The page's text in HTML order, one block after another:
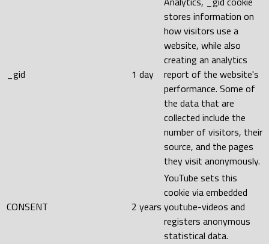
_gid 1 day
stores information on
how visitors use a
website, while also
creating an analytics
report of the website's
performance. Some of
the data that are
collected include the
number of visitors, their
source, and the pages
they visit anonymously.
CONSENT 2 years
YouTube sets this
cookie via embedded
youtube-videos and
registers anonymous
statistical data.